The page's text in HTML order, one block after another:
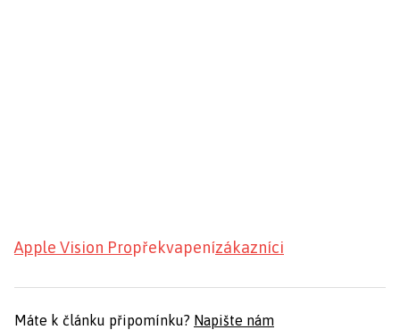
Apple Vision Propřekvapenízákazníci
Máte k článku připomínku? Napište nám